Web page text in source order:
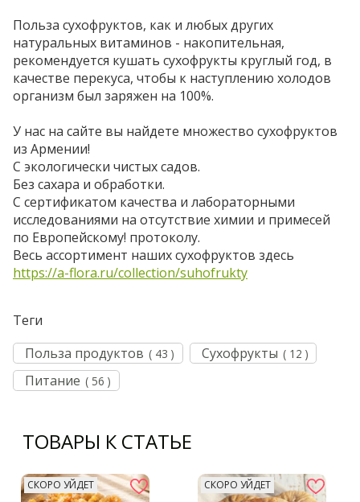
Польза сухофруктов, как и любых других
натуральных витаминов - накопительная,
рекомендуется кушать сухофрукты круглый год, в
качестве перекуса, чтобы к наступлению холодов
организм был заряжен на 100%.
У нас на сайте вы найдете множество сухофруктов
из Армении!
С экологически чистых садов.
Без сахара и обработки.
С сертификатом качества и лабораторными
исследованиями на отсутствие химии и примесей
по Европейскому! протоколу.
Весь ассортимент наших сухофруктов здесь
https://a-flora.ru/collection/suhofrukty
Теги
Польза продуктов ( 43 ) Сухофрукты ( 12 )
Питание ( 56 )
ТОВАРЫ К СТАТЬЕ
СКОРО УЙДЕТ СКОРО УЙДЕТ